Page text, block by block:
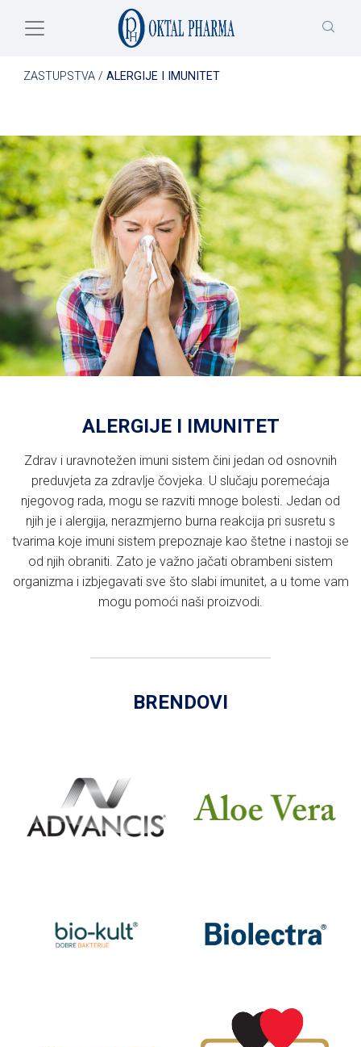
ZASTUPSTVA / ALERGIJE I IMUNITET
ALERGIJE I IMUNITET
Zdrav i uravnotežen imuni sistem čini jedan od osnovnih
preduvjeta za zdravlje čovjeka. U slučaju poremećaja
njegovog rada, mogu se razviti mnoge bolesti. Jedan od
njih je i alergija, nerazmjerno burna reakcija pri susretu s
tvarima koje imuni sistem prepoznaje kao štetne i nastoji se
od njih obraniti. Zato je važno jačati obrambeni sistem
organizma i izbjegavati sve što slabi imunitet, a u tome vam
mogu pomoći naši proizvodi.
BRENDOVI